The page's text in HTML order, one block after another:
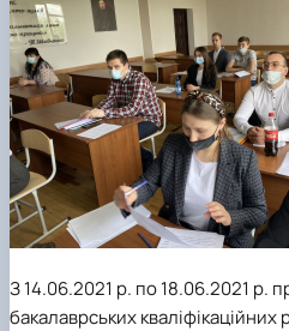
З 14.06.2021 р. по 18.06.2021 р.
бакалаврських